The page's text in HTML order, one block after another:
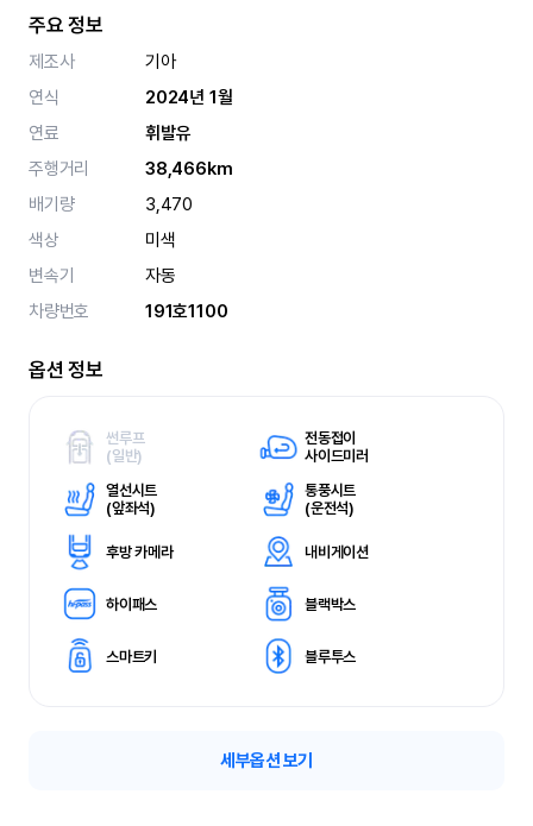
주요 정보
제조사
기아
연식
2024년 1월
연료
휘발유
주행거리
38,466km
배기량
3,470
색상
미색
변속기
자동
차량번호
191호1100
옵션 정보
썬루프
(일반)
전동접이
사이드미러
열선시트
(앞좌석)
통풍시트
(운전석)
후방 카메라 내비게이션
하이패스 블랙박스
스마트키 블루투스
세부옵션 보기